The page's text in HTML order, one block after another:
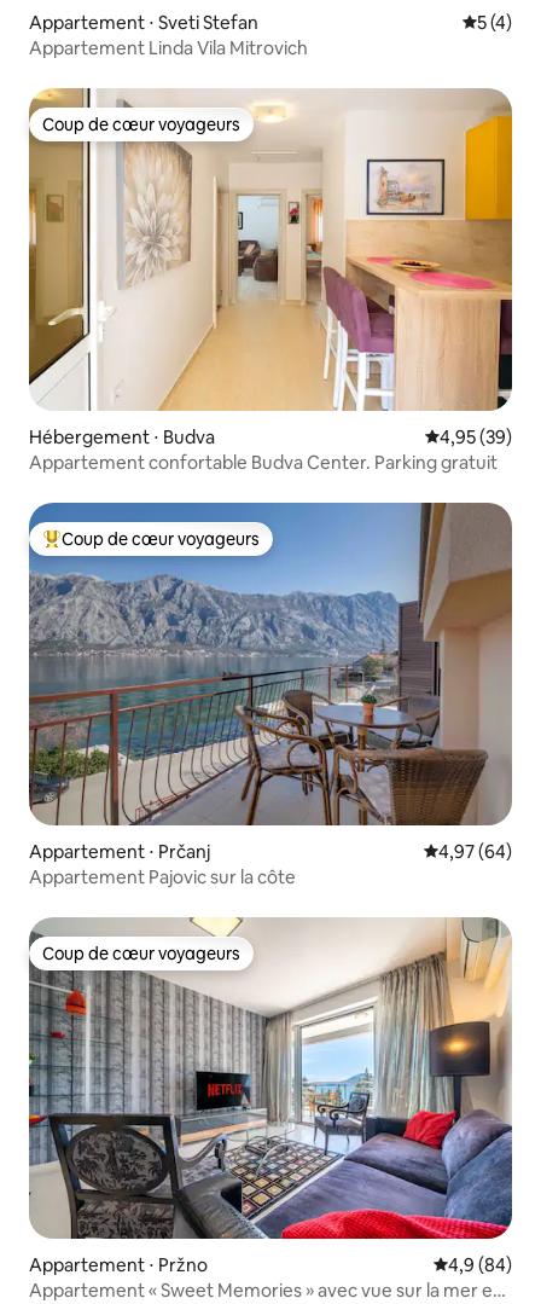
Appartement ⋅ Sveti Stefan
5 (4)
Appartement Linda Vila Mitrovich
Coup de cœur voyageurs
Coup de cœur voyageurs
Hébergement ⋅ Budva Évaluation
4,95 (39)
Appartement confortable Budva Center. Parking gratuit
Coups de cœur voyageurs les plus appréciés
Coup de cœur voyageurs
Appartement ⋅ Prčanj Évaluation
4,97 (64)
Appartement Pajovic sur la côte
Coup de cœur voyageurs
Coup de cœur voyageurs
Appartement ⋅ Pržno Évaluation
4,9 (84)
Appartement « Sweet Memories » avec vue sur la mer et